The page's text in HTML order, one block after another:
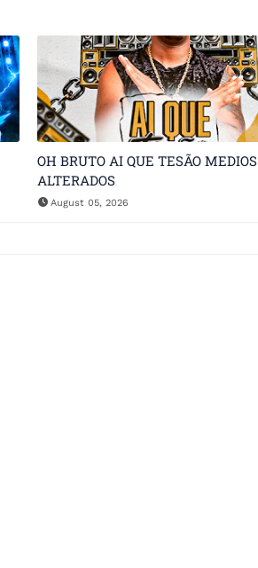
OH BRUTO AI QUE TESÃO MEDIOS
ALTERADOS
August 05, 2026